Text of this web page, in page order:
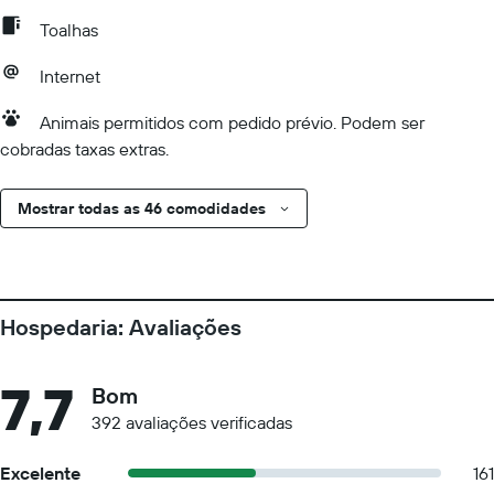
Toalhas
Internet
Animais permitidos com pedido prévio. Podem ser
cobradas taxas extras.
Mostrar todas as 46 comodidades
Hospedaria: Avaliações
7,7 Bom
392 avaliações verificadas
Excelente 161